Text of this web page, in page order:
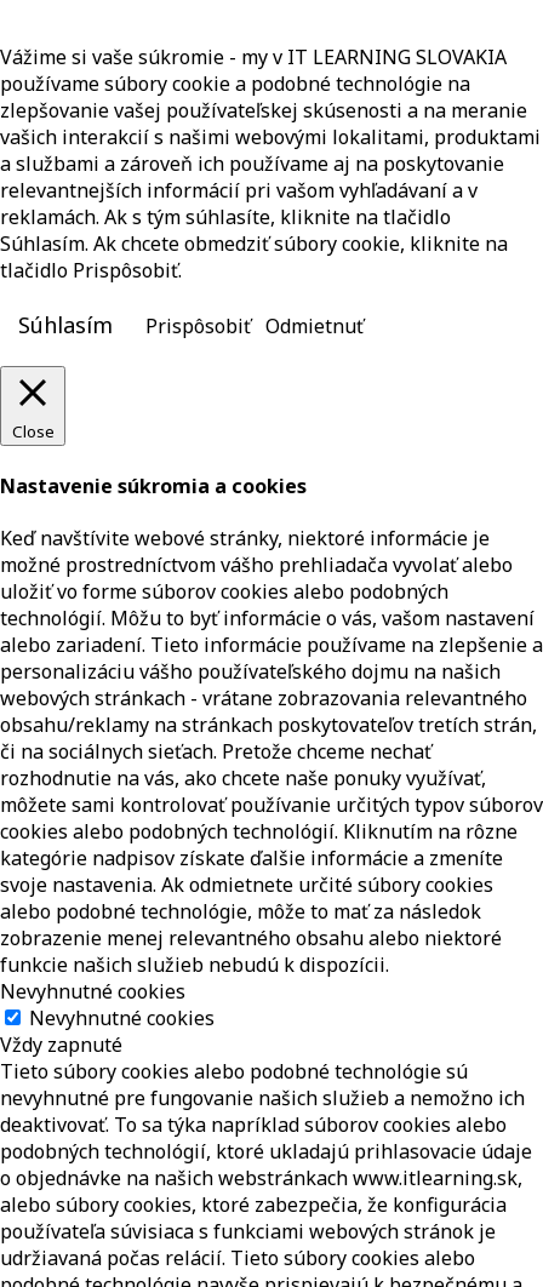
Vážime si vaše súkromie - my v IT LEARNING SLOVAKIA
používame súbory cookie a podobné technológie na
zlepšovanie vašej používateľskej skúsenosti a na meranie
vašich interakcií s našimi webovými lokalitami, produktami
a službami a zároveň ich používame aj na poskytovanie
relevantnejších informácií pri vašom vyhľadávaní a v
reklamách. Ak s tým súhlasíte, kliknite na tlačidlo
Súhlasím. Ak chcete obmedziť súbory cookie, kliknite na
tlačidlo Prispôsobiť.
Súhlasím Prispôsobiť Odmietnuť
Close
Nastavenie súkromia a cookies
Keď navštívite webové stránky, niektoré informácie je
možné prostredníctvom vášho prehliadača vyvolať alebo
uložiť vo forme súborov cookies alebo podobných
technológií. Môžu to byť informácie o vás, vašom nastavení
alebo zariadení. Tieto informácie používame na zlepšenie a
personalizáciu vášho používateľského dojmu na našich
webových stránkach - vrátane zobrazovania relevantného
obsahu/reklamy na stránkach poskytovateľov tretích strán,
či na sociálnych sieťach. Pretože chceme nechať
rozhodnutie na vás, ako chcete naše ponuky využívať,
môžete sami kontrolovať používanie určitých typov súborov
cookies alebo podobných technológií. Kliknutím na rôzne
kategórie nadpisov získate ďalšie informácie a zmeníte
svoje nastavenia. Ak odmietnete určité súbory cookies
alebo podobné technológie, môže to mať za následok
zobrazenie menej relevantného obsahu alebo niektoré
funkcie našich služieb nebudú k dispozícii.
Nevyhnutné cookies
Nevyhnutné cookies
Vždy zapnuté
Tieto súbory cookies alebo podobné technológie sú
nevyhnutné pre fungovanie našich služieb a nemožno ich
deaktivovať. To sa týka napríklad súborov cookies alebo
podobných technológií, ktoré ukladajú prihlasovacie údaje
o objednávke na našich webstránkach www.itlearning.sk,
alebo súbory cookies, ktoré zabezpečia, že konfigurácia
používateľa súvisiaca s funkciami webových stránok je
udržiavaná počas relácií. Tieto súbory cookies alebo